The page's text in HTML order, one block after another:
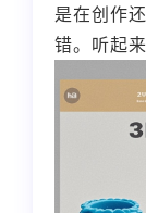
是在创作
错。听起